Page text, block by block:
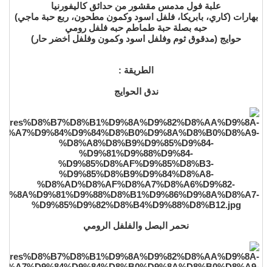
علبة فول مدمس مقشور من حدائق كاليفورنيا
بهارات (كاري، بابريكا، فلفل اسود وكمون مطحون، ربع حبة ماجي)
حبه بصلة حبة طماطم حبه فلفل رومي
حوايج (مدقوق ثوم وفلفل اسود وكمون وفلفل اخضر حار)
الطريقة :
ندق الحوايج
نحمر البصل والفلفل الرومي